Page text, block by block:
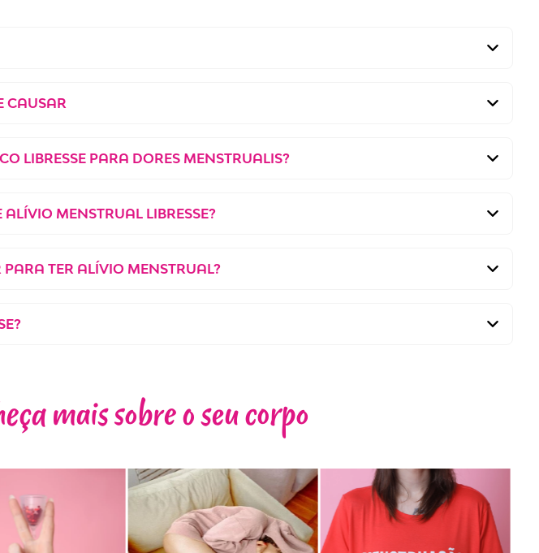
CAUSAR
LIBRESSE PARA DORES MENSTRUALIS?
MENSTRUAL LIBRESSE?
TER ALÍVIO MENSTRUAL?
mais sobre o seu corpo